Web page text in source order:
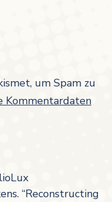
um Spam zu
Kommentardaten
“Reconstructing